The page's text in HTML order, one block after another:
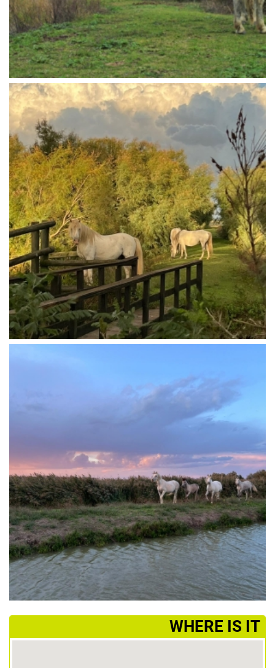
­WHERE IS IT